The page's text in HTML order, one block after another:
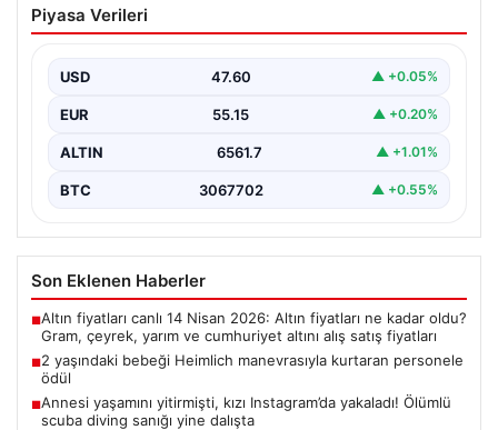
manevrasıyla kurtaran personele ödül
Kurtaran Görevlilere Takdir Belgesi", "content":
"İstanbul Sabiha…
Piyasa Verileri
USD 47.60 ▲ +0.05%
EUR 55.15 ▲ +0.20%
ALTIN 6561.7 ▲ +1.01%
BTC 3067702 ▲ +0.55%
Son Eklenen Haberler
■Altın fiyatları canlı 14 Nisan 2026: Altın fiyatları ne kadar oldu?
Gram, çeyrek, yarım ve cumhuriyet altını alış satış fiyatları
■2 yaşındaki bebeği Heimlich manevrasıyla kurtaran personele
ödül
■Annesi yaşamını yitirmişti, kızı Instagram’da yakaladı! Ölümlü
scuba diving sanığı yine dalışta